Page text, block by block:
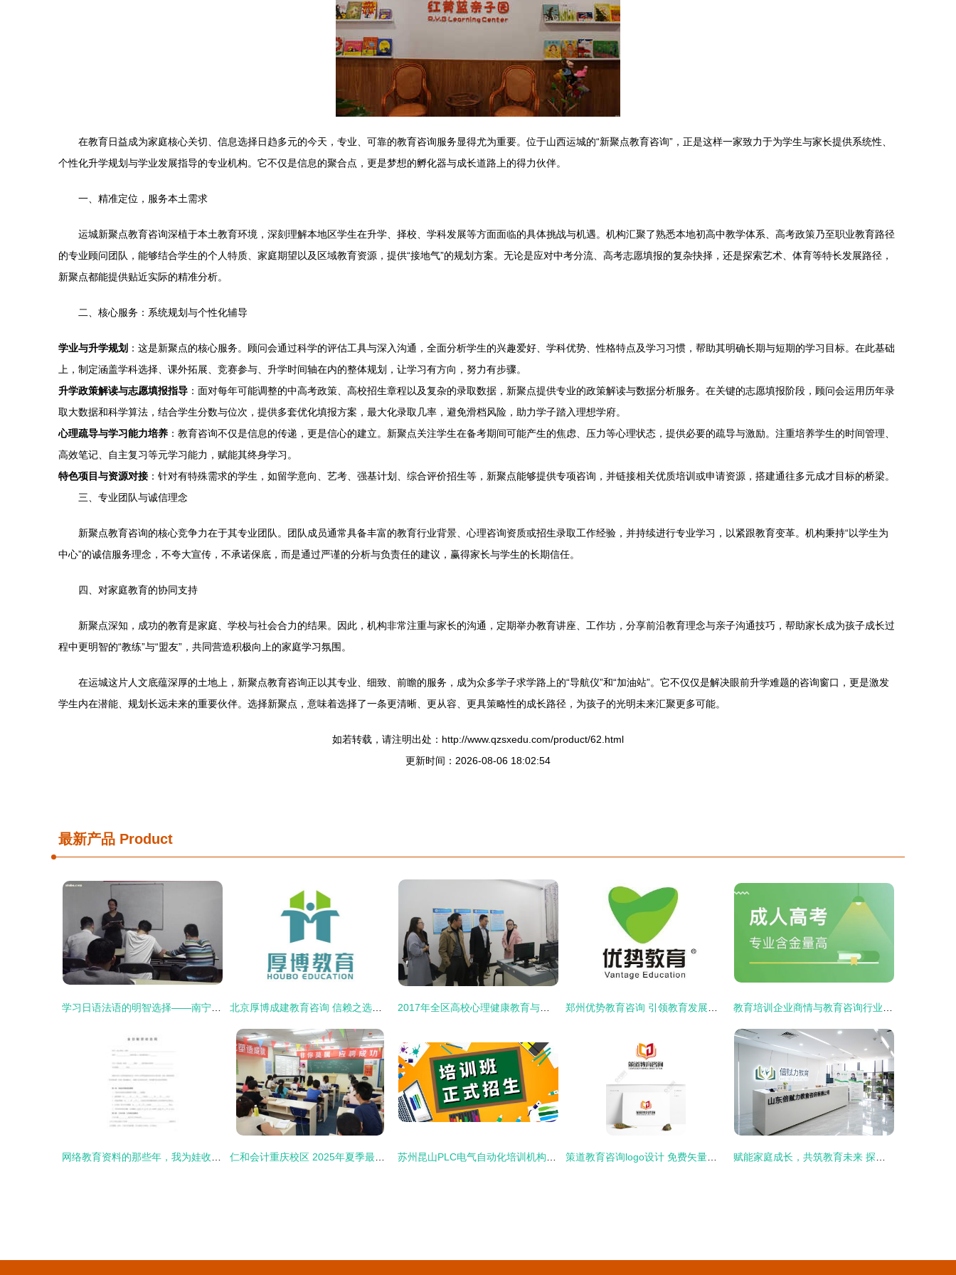
在教育日益成为家庭核心关切、信息选择日趋多元的今天，专业、可靠的教育咨询服务显得尤为重要。位于山西运城的“新聚点教育咨询”，正是这样一家致力于为学生与家长提供系统性、
个性化升学规划与学业发展指导的专业机构。它不仅是信息的聚合点，更是梦想的孵化器与成长道路上的得力伙伴。
一、精准定位，服务本土需求
运城新聚点教育咨询深植于本土教育环境，深刻理解本地区学生在升学、择校、学科发展等方面面临的具体挑战与机遇。机构汇聚了熟悉本地初高中教学体系、高考政策乃至职业教育路径
的专业顾问团队，能够结合学生的个人特质、家庭期望以及区域教育资源，提供“接地气”的规划方案。无论是应对中考分流、高考志愿填报的复杂抉择，还是探索艺术、体育等特长发展路径，
新聚点都能提供贴近实际的精准分析。
二、核心服务：系统规划与个性化辅导
学业与升学规划 ：这是新聚点的核心服务。顾问会通过科学的评估工具与深入沟通，全面分析学生的兴趣爱好、学科优势、性格特点及学习习惯，帮助其明确长期与短期的学习目标。在此基础
上，制定涵盖学科选择、课外拓展、竞赛参与、升学时间轴在内的整体规划，让学习有方向，努力有步骤。
升学政策解读与志愿填报指导 ：面对每年可能调整的中高考政策、高校招生章程以及复杂的录取数据，新聚点提供专业的政策解读与数据分析服务。在关键的志愿填报阶段，顾问会运用历年录
取大数据和科学算法，结合学生分数与位次，提供多套优化填报方案，最大化录取几率，避免滑档风险，助力学子踏入理想学府。
心理疏导与学习能力培养 ：教育咨询不仅是信息的传递，更是信心的建立。新聚点关注学生在备考期间可能产生的焦虑、压力等心理状态，提供必要的疏导与激励。注重培养学生的时间管理、
高效笔记、自主复习等元学习能力，赋能其终身学习。
特色项目与资源对接 ：针对有特殊需求的学生，如留学意向、艺考、强基计划、综合评价招生等，新聚点能够提供专项咨询，并链接相关优质培训或申请资源，搭建通往多元成才目标的桥梁。
三、专业团队与诚信理念
新聚点教育咨询的核心竞争力在于其专业团队。团队成员通常具备丰富的教育行业背景、心理咨询资质或招生录取工作经验，并持续进行专业学习，以紧跟教育变革。机构秉持“以学生为
中心”的诚信服务理念，不夸大宣传，不承诺保底，而是通过严谨的分析与负责任的建议，赢得家长与学生的长期信任。
四、对家庭教育的协同支持
新聚点深知，成功的教育是家庭、学校与社会合力的结果。因此，机构非常注重与家长的沟通，定期举办教育讲座、工作坊，分享前沿教育理念与亲子沟通技巧，帮助家长成为孩子成长过
程中更明智的“教练”与“盟友”，共同营造积极向上的家庭学习氛围。
在运城这片人文底蕴深厚的土地上，新聚点教育咨询正以其专业、细致、前瞻的服务，成为众多学子求学路上的“导航仪”和“加油站”。它不仅仅是解决眼前升学难题的咨询窗口，更是激发
学生内在潜能、规划长远未来的重要伙伴。选择新聚点，意味着选择了一条更清晰、更从容、更具策略性的成长路径，为孩子的光明未来汇聚更多可能。
如若转载，请注明出处：http://www.qzsxedu.com/product/62.html
更新时间：2026-08-06 18:02:54
最新产品 Product